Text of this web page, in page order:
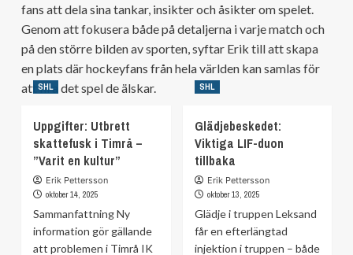
fans att dela sina tankar, insikter och åsikter om spelet.
Genom att fokusera både på detaljerna i varje match och
på den större bilden av sporten, syftar Erik till att skapa
en plats där hockeyfans från hela världen kan samlas för
att fira det spel de älskar.
SHL
Uppgifter: Utbrett
skattefusk i Timrå –
”Varit en kultur”
Erik Pettersson
oktober 14, 2025
Sammanfattning Ny
information gör gällande
att problemen i Timrå IK
SHL
Glädjebeskedet:
Viktiga LIF-duon
tillbaka
Erik Pettersson
oktober 13, 2025
Glädje i truppen Leksand
får en efterlängtad
injektion i truppen – både